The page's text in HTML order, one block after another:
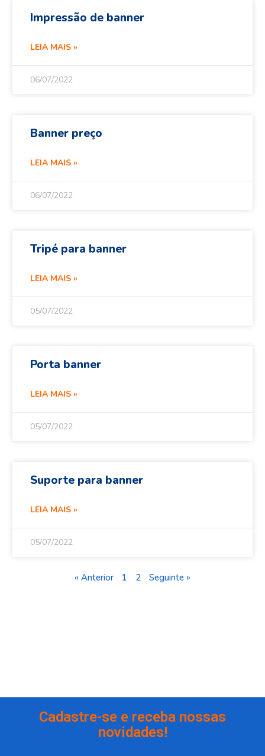
Impressão de banner
LEIA MAIS »
06/07/2022
Banner preço
LEIA MAIS »
06/07/2022
Tripé para banner
LEIA MAIS »
05/07/2022
Porta banner
LEIA MAIS »
05/07/2022
Suporte para banner
LEIA MAIS »
05/07/2022
« Anterior 1 2 Seguinte »
Cadastre-se e receba nossas
novidades!